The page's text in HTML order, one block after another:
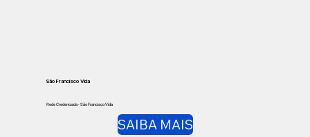
São Francisco Vida
Rede Credenciada - São Francisco Vida
SAIBA MAIS